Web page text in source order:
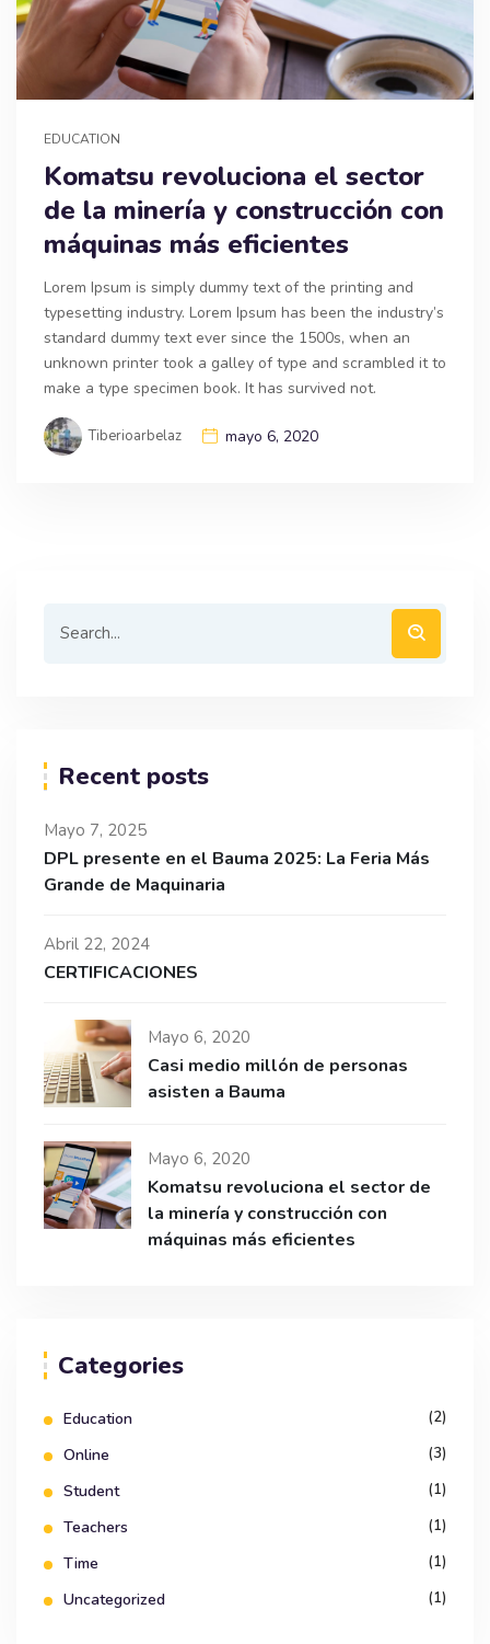
EDUCATION
Komatsu revoluciona el sector
de la minería y construcción con
máquinas más eficientes
Lorem Ipsum is simply dummy text of the printing and
typesetting industry. Lorem Ipsum has been the industry’s
standard dummy text ever since the 1500s, when an
unknown printer took a galley of type and scrambled it to
make a type specimen book. It has survived not.
Tiberioarbelaz mayo 6, 2020
Recent posts
Mayo 7, 2025
DPL presente en el Bauma 2025: La Feria Más
Grande de Maquinaria
Abril 22, 2024
CERTIFICACIONES
Mayo 6, 2020
Casi medio millón de personas
asisten a Bauma
Mayo 6, 2020
Komatsu revoluciona el sector de
la minería y construcción con
máquinas más eficientes
Categories
Education (2)
Online (3)
Student (1)
Teachers (1)
Time (1)
Uncategorized (1)